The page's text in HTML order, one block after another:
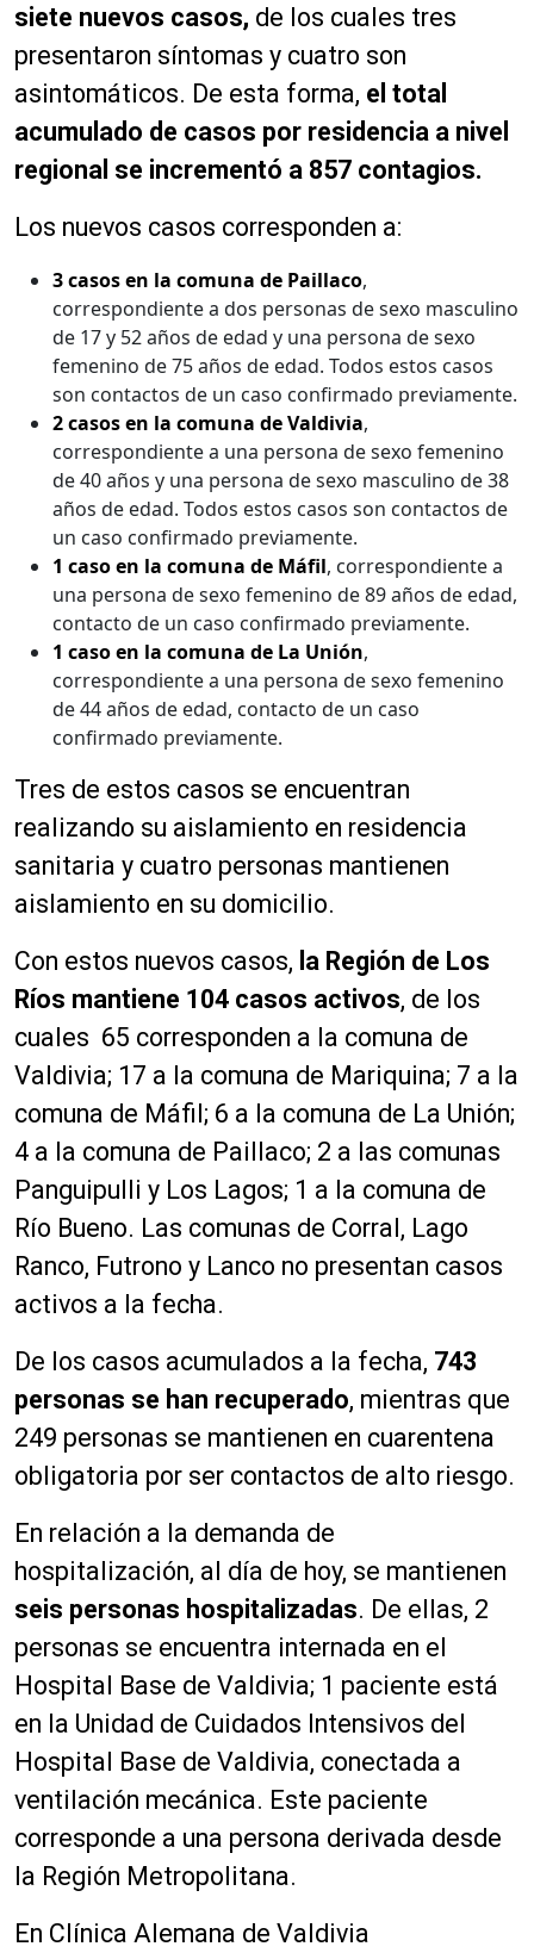
siete nuevos casos, de los cuales tres
presentaron síntomas y cuatro son
asintomáticos. De esta forma, el total
acumulado de casos por residencia a nivel
regional se incrementó a 857 contagios.
Los nuevos casos corresponden a:
3 casos en la comuna de Paillaco,
correspondiente a dos personas de sexo masculino
de 17 y 52 años de edad y una persona de sexo
femenino de 75 años de edad. Todos estos casos
son contactos de un caso confirmado previamente.
2 casos en la comuna de Valdivia,
correspondiente a una persona de sexo femenino
de 40 años y una persona de sexo masculino de 38
años de edad. Todos estos casos son contactos de
un caso confirmado previamente.
1 caso en la comuna de Máfil, correspondiente a
una persona de sexo femenino de 89 años de edad,
contacto de un caso confirmado previamente.
1 caso en la comuna de La Unión,
correspondiente a una persona de sexo femenino
de 44 años de edad, contacto de un caso
confirmado previamente.
Tres de estos casos se encuentran
realizando su aislamiento en residencia
sanitaria y cuatro personas mantienen
aislamiento en su domicilio.
Con estos nuevos casos, la Región de Los
Ríos mantiene 104 casos activos, de los
cuales 65 corresponden a la comuna de
Valdivia; 17 a la comuna de Mariquina; 7 a la
comuna de Máfil; 6 a la comuna de La Unión;
4 a la comuna de Paillaco; 2 a las comunas
Panguipulli y Los Lagos; 1 a la comuna de
Río Bueno. Las comunas de Corral, Lago
Ranco, Futrono y Lanco no presentan casos
activos a la fecha.
De los casos acumulados a la fecha, 743
personas se han recuperado, mientras que
249 personas se mantienen en cuarentena
obligatoria por ser contactos de alto riesgo.
En relación a la demanda de
hospitalización, al día de hoy, se mantienen
seis personas hospitalizadas. De ellas, 2
personas se encuentra internada en el
Hospital Base de Valdivia; 1 paciente está
en la Unidad de Cuidados Intensivos del
Hospital Base de Valdivia, conectada a
ventilación mecánica. Este paciente
corresponde a una persona derivada desde
la Región Metropolitana.
En Clínica Alemana de Valdivia